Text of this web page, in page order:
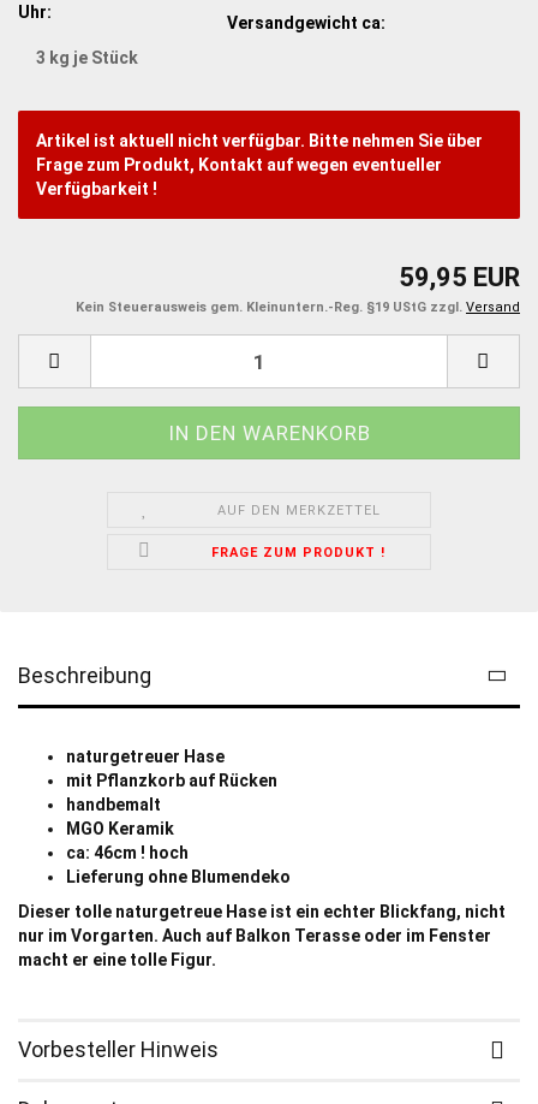
Uhr:
Versandgewicht ca:
3 kg je Stück
Artikel ist aktuell nicht verfügbar. Bitte nehmen Sie über
Frage zum Produkt, Kontakt auf wegen eventueller
Verfügbarkeit !
59,95 EUR
Kein Steuerausweis gem. Kleinuntern.-Reg. §19 UStG zzgl. Versand
AUF DEN MERKZETTEL
FRAGE ZUM PRODUKT !
Beschreibung
naturgetreuer Hase
mit Pflanzkorb auf Rücken
handbemalt
MGO Keramik
ca: 46cm ! hoch
Lieferung ohne Blumendeko
Dieser tolle naturgetreue Hase ist ein echter Blickfang, nicht
nur im Vorgarten. Auch auf Balkon Terasse oder im Fenster
macht er eine tolle Figur.
Vorbesteller Hinweis